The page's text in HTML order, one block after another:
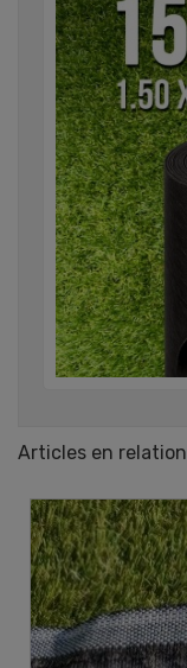
Articles en relation